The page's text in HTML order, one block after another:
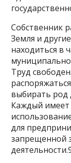
Собственник
Земля и
находиться в
Труд
выбирать род
Каждый имеет
для
запрещенной